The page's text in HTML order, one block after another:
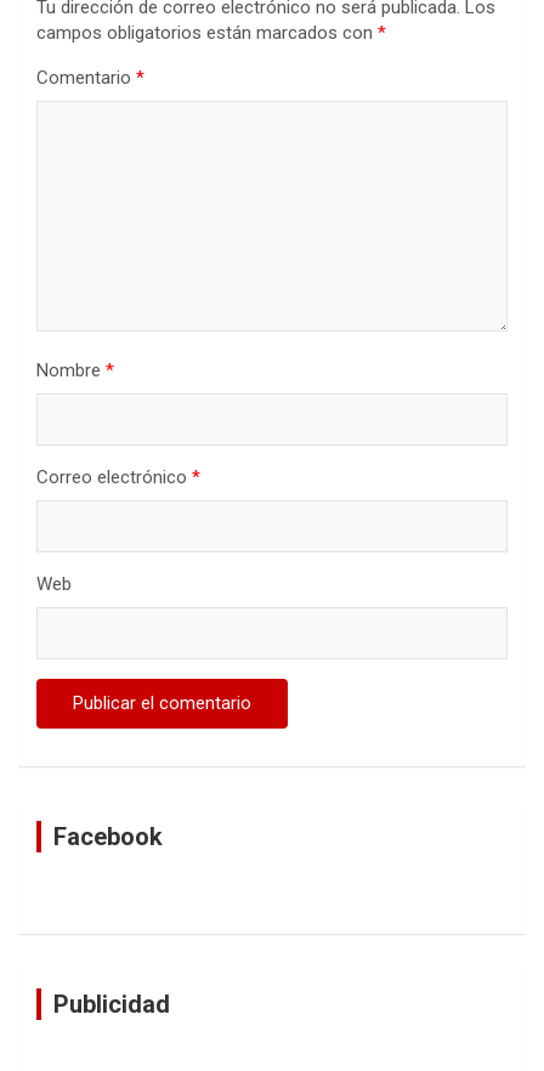
Tu dirección de correo electrónico no será publicada. Los
campos obligatorios están marcados con *
Comentario *
Nombre *
Correo electrónico *
Web
Facebook
Publicidad